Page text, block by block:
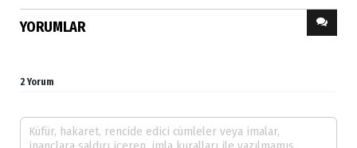
YORUMLAR
2 Yorum